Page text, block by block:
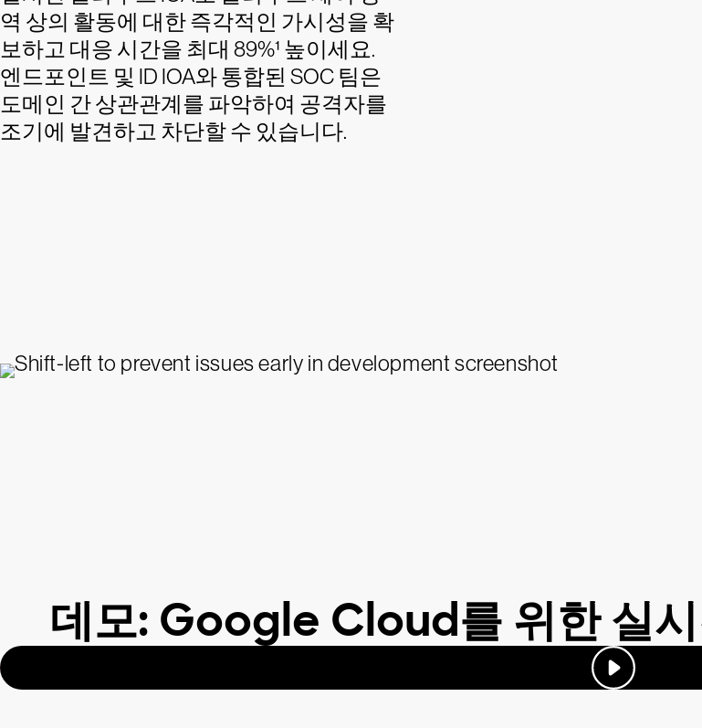
역 상의 활동에 대한 즉각적인 가시성을 확
보하고 대응 시간을 최대 89%¹ 높이세요.
엔드포인트 및 ID IOA와 통합된 SOC 팀은
도메인 간 상관관계를 파악하여 공격자를
조기에 발견하고 차단할 수 있습니다.
데모: Google Cloud를 위한 실